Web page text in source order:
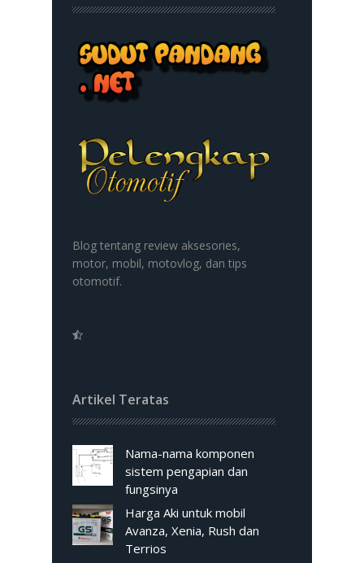
Blog tentang review aksesories,
motor, mobil, motovlog, dan tips
otomotif.
Artikel Teratas
Nama-nama komponen
sistem pengapian dan
fungsinya
Harga Aki untuk mobil
Avanza, Xenia, Rush dan
Terrios